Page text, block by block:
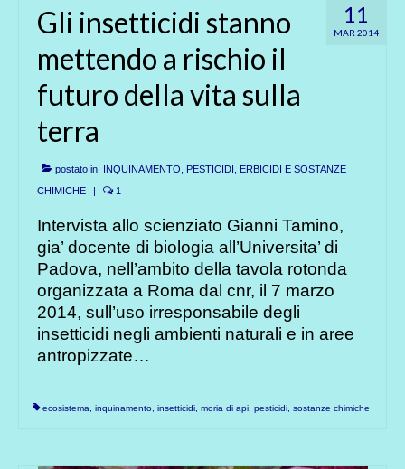
11
MAR 2014
Gli insetticidi stanno
mettendo a rischio il
futuro della vita sulla
terra
postato in: INQUINAMENTO
PESTICIDI, ERBICIDI E SOSTANZE
CHIMICHE
| 1
Intervista allo scienziato Gianni Tamino,
gia’ docente di biologia all’Universita’ di
Padova, nell’ambito della tavola rotonda
organizzata a Roma dal cnr, il 7 marzo
2014, sull’uso irresponsabile degli
insetticidi negli ambienti naturali e in aree
antropizzate…
ecosistema inquinamento insetticidi moria di api pesticidi sostanze chimiche